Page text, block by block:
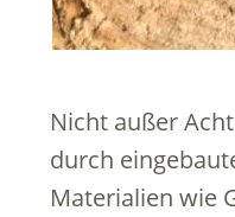
Nicht außer
durch
Materialien wie